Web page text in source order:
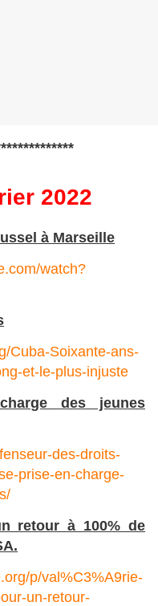
2022
à Marseille
watch?
Cuba-Soixante-ans-
et-le-plus-injuste
des jeunes
des-droits-
prise-en-charge-
retour à 100% de
p/val%C3%A9rie-
un-retour-